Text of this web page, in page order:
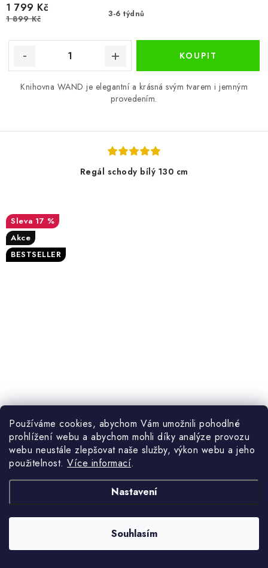
Používáme cookies, abychom Vám umožnili pohodlné
prohlížení webu a abychom mohli díky analýze provozu
webu neustále zlepšovat naše služby, výkon webu a jeho
použitelnost. Více informací.
Nastavení
Souhlasím
3-6 týdnů
1 799 Kč
1 899 Kč
Knihovna WAND je elegantní a krásná svým tvarem i jemným
provedením.
Regál schody bílý 130 cm
17 %
Akce
BESTSELLER
Skladem(>5 ks)
1 855 Kč
2 249 Kč